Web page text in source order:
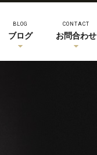
BLOG
ブログ
CONTACT
お問合わせ